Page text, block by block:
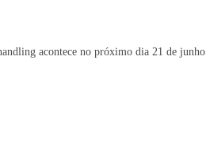
acontece no próximo dia 21 de